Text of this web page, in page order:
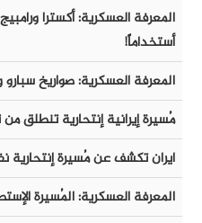
المعرفة العسكرية: أكسترا
أستخداماً!
المعرفة العسكرية: صواريخ
مُسيرة إيرانية إنتحارية تنطلق
ايران تكشف عن مُسيرة إنتحارية نفاثة
المعرفة العسكرية: المُسيرة